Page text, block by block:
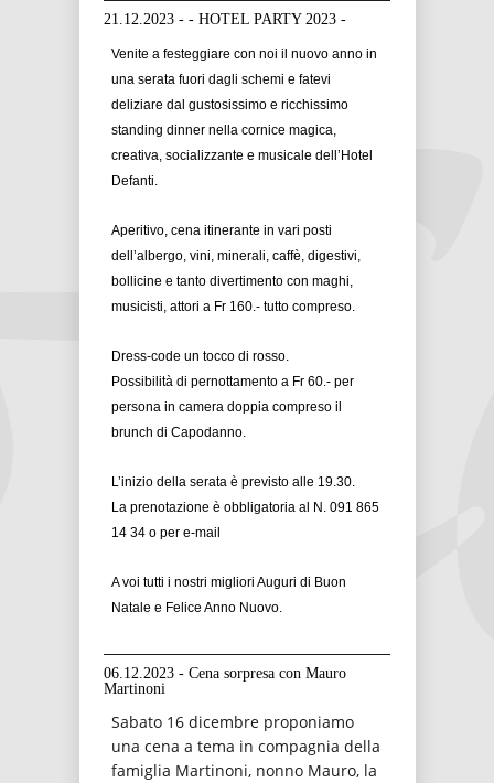
21.12.2023 - - HOTEL PARTY 2023 -
Venite a festeggiare con noi il nuovo anno in
una serata fuori dagli schemi e fatevi
deliziare dal gustosissimo e ricchissimo
standing dinner nella cornice magica,
creativa, socializzante e musicale dell’Hotel
Defanti.
Aperitivo, cena itinerante in vari posti
dell’albergo, vini, minerali, caffè, digestivi,
bollicine e tanto divertimento con maghi,
musicisti, attori a Fr 160.- tutto compreso.
Dress-code un tocco di rosso.
Possibilità di pernottamento a Fr 60.- per
persona in camera doppia compreso il
brunch di Capodanno.
L’inizio della serata è previsto alle 19.30.
La prenotazione è obbligatoria al N. 091 865
14 34 o per e-mail
A voi tutti i nostri migliori Auguri di Buon
Natale e Felice Anno Nuovo.
06.12.2023 - Cena sorpresa con Mauro
Martinoni
Sabato 16 dicembre proponiamo
una cena a tema in compagnia della
famiglia Martinoni, nonno Mauro, la